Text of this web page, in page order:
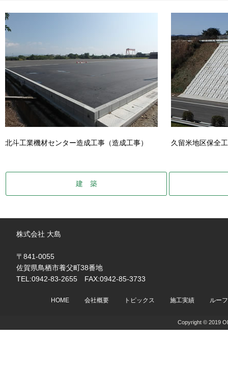
北斗工業機材センター造成工事（造成工事） 久留米地区保全
建 築
株式会社 大島
〒841-0055
佐賀県鳥栖市養父町38番地
TEL:0942-83-2655 FAX:0942-85-3733
HOME 会社概要 トピックス 施工実績 ルー
Copyright © 2019